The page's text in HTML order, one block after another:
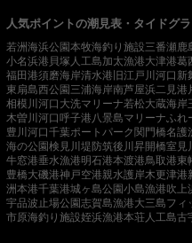
人気ポイントの潮見表・タイドグ
若洲海浜公園本牧海釣り施設三番瀬 鹿
小名浜港 貝塚人工島加太漁港大津港葛
福田港須磨海岸清水港 旧江戸川河口 新
東扇島西公園三浦海岸南芦屋浜二見港
相模川河口 大洗マリーナ若松大蔵海岸
木曽川河口呼子港 八景島マリーナふれ
豊川河口千葉ポートパーク関門橋名護
海の公園検見川堤防筑後川昇開橋室見
牛窓港垂水漁港明石港本渡港鳥取港東
豊橋大磯港神戸空港親水護岸木更津港
洲本港千葉港城ヶ島公園小島漁港吹上
宇品波止場公園志賀島漁港大三島フィ
市原海釣り施設姪浜漁港本荘人工島古